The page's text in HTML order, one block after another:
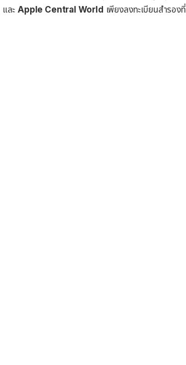
และApple Central World เพียงลงทะเบียนสำรองที่